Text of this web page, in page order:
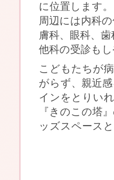
に位置します。
周辺には内科
膚科、眼科、
他科の受診も
こどもたちが
がらず、親近
インをとりい
『きのこの塔
ッズスペース